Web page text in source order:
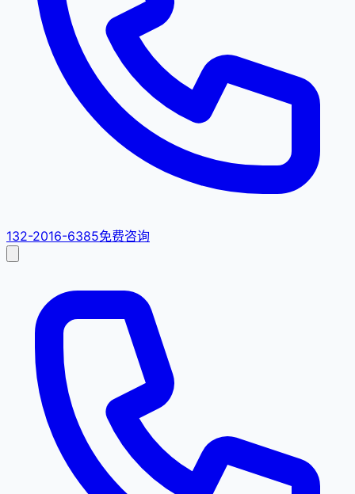
132-2016-6385免费咨询